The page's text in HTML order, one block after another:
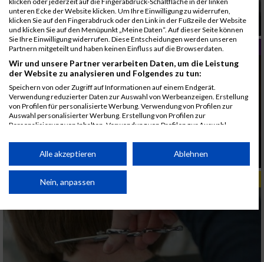
Sport während Corona
GESUNDHEIT
Funktionen im Körper.
unteren Ecke der Website klicken. Um Ihre Einwilligung zu widerrufen,
klicken Sie auf den Fingerabdruck oder den Link in der Fußzeile der Website
und klicken Sie auf den Menüpunkt „Meine Daten“. Auf dieser Seite können
Sie Ihre Einwilligung widerrufen. Diese Entscheidungen werden unseren
Partnern mitgeteilt und haben keinen Einfluss auf die Browserdaten.
Wir und unsere Partner verarbeiten Daten, um die Leistung
der Website zu analysieren und Folgendes zu tun:
Speichern von oder Zugriff auf Informationen auf einem Endgerät.
Verwendung reduzierter Daten zur Auswahl von Werbeanzeigen. Erstellung
von Profilen für personalisierte Werbung. Verwendung von Profilen zur
Auswahl personalisierter Werbung. Erstellung von Profilen zur
Personalisierung von Inhalten. Verwendung von Profilen zur Auswahl
Performance von Inhalten. Analyse von Zielgruppen durch Statistiken oder
Kombinationen von Daten aus verschiedenen Quellen. Entwicklung und
von Inhalten.
Daten können außerhalb der Europäischen Union weitergegeben und in die
Website/App.
Partnerliste anzeigen (1 IAB-Anbieter)
Wir nutzen Ihre Daten für folgende Zwecke:
Alle akzeptieren Ablehnen
Nein, anpassen